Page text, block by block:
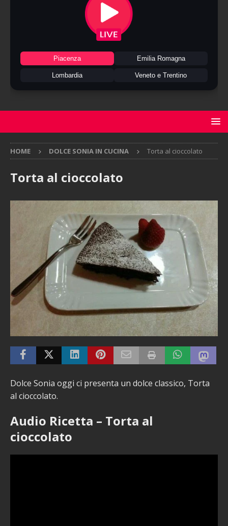
Piacenza Emilia Romagna
Lombardia Veneto e Trentino
HOME DOLCE SONIA IN CUCINA Torta al cioccolato
Torta al cioccolato
Dolce Sonia oggi ci presenta un dolce classico, Torta
al cioccolato.
Audio Ricetta – Torta al
cioccolato